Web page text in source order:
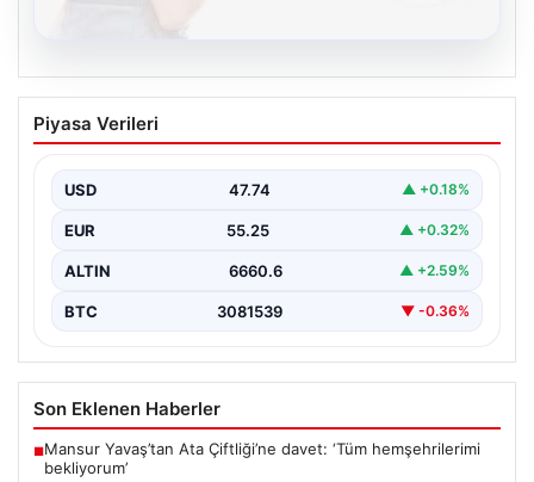
Kelebek sohbet platformu İle Dijital
İletişimin Sertifikalı Adresi Ve Chat
Sanal ortamında kullanıcıların güvenli bir biçimde iletişim
Piyasa Verileri
USD 47.74 ▲ +0.18%
EUR 55.25 ▲ +0.32%
ALTIN 6660.6 ▲ +2.59%
BTC 3081539 ▼ -0.36%
Son Eklenen Haberler
■Mansur Yavaş’tan Ata Çiftliği’ne davet: ‘Tüm hemşehrilerimi
bekliyorum’